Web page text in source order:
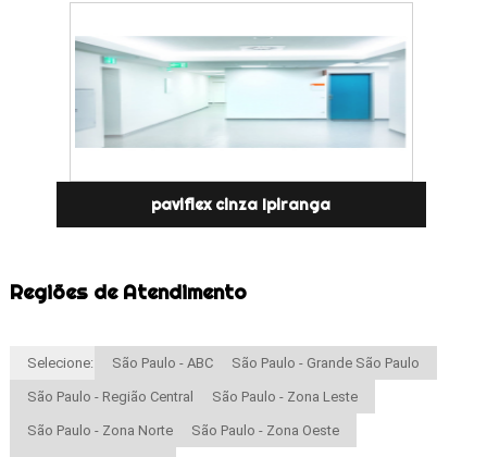
paviflex cinza Ipiranga
Regiões de Atendimento
Selecione: São Paulo - ABC São Paulo - Grande São Paulo
São Paulo - Região Central São Paulo - Zona Leste
São Paulo - Zona Norte São Paulo - Zona Oeste